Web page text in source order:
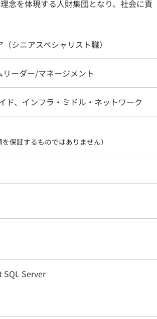
念を体現する人財集団となり、社会に貢
シニアスペシャリスト職）
ーダー/マネージメント
ド、インフラ・ミドル・ネットワーク
保証するものではありません）
SQL Server